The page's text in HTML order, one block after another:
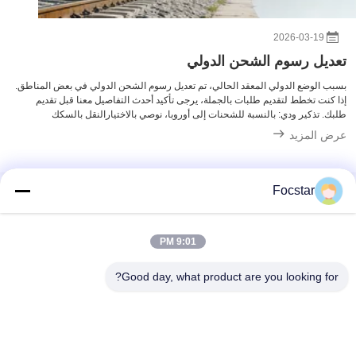
2026-03-19
تعديل رسوم الشحن الدولي
بسبب الوضع الدولي المعقد الحالي، تم تعديل رسوم الشحن الدولي في بعض المناطق.
إذا كنت تخطط لتقديم طلبات بالجملة، يرجى تأكيد أحدث التفاصيل معنا قبل تقديم
طلبك. تذكير ودي: بالنسبة للشحنات إلى أوروبا، نوصي بالاختيارالنقل بالسكك
الحديديةبدلا من الشحن البحري. السكك الحديدية تقدم المزيدوقت التسليم والتكلفة ...
عرض المزيد
العنوان
Focstar
9:01 PM
Good day, what product are you looking for?